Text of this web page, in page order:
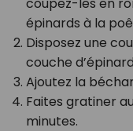
épinards à la
Disposez une
couche
Ajoutez la
Faites gratiner
minutes.